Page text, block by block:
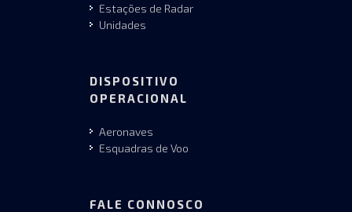
Estações de Radar
Unidades
DISPOSITIVO
OPERACIONAL
Aeronaves
Esquadras de Voo
FALE CONNOSCO